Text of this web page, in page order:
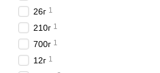
26г 1
210г 1
700г 1
12г 1